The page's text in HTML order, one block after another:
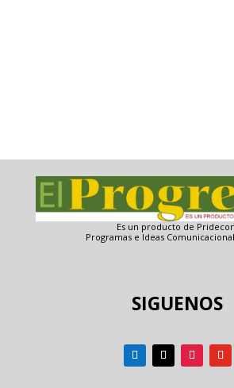
Es un producto de
Programas e Ideas
SIGUENOS